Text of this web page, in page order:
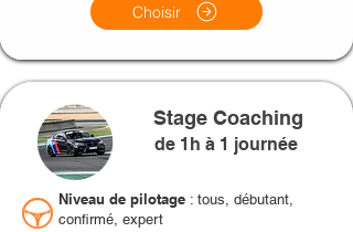
Choisir
Stage Coaching
de 1h à 1 journée
Niveau de pilotage : tous, débutant,
confirmé, expert